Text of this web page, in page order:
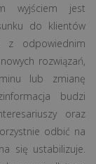
wyjściem jest
do klientów
z odpowiednim
rozwiązań,
lub zmianę
budzi
oraz
odbić na
się ustabilizuje.